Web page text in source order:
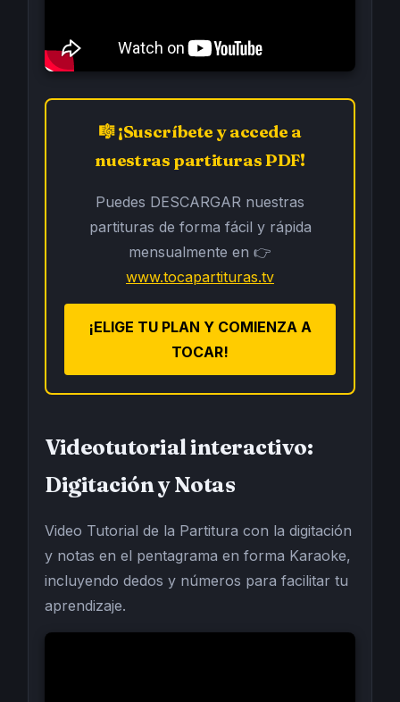
🎼 ¡Suscríbete y accede a
nuestras partituras PDF!
Puedes DESCARGAR nuestras
partituras de forma fácil y rápida
mensualmente en 👉
www.tocapartituras.tv
¡ELIGE TU PLAN Y COMIENZA A
TOCAR!
Videotutorial interactivo:
Digitación y Notas
Video Tutorial de la Partitura con la digitación
y notas en el pentagrama en forma Karaoke,
incluyendo dedos y números para facilitar tu
aprendizaje.